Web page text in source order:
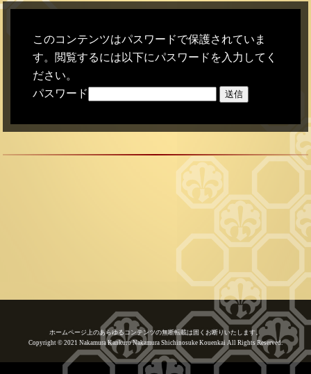
このコンテンツはパスワードで保護されていま
す。閲覧するには以下にパスワードを入力してく
ださい。
パスワード
ホームページ上のあらゆるコンテンツの無断転載は固くお断りいたします。
Copyright © 2021 Nakamura Kankuro Nakamura Shichinosuke Kouenkai All Rights Reserved.